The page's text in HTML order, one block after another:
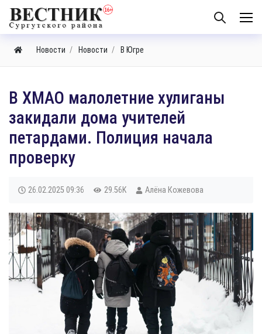
Новости Новости В Югре
В ХМАО малолетние хулиганы
закидали дома учителей
петардами. Полиция начала
проверку
26.02.2025 09:36 29.56K Алёна Кожевова